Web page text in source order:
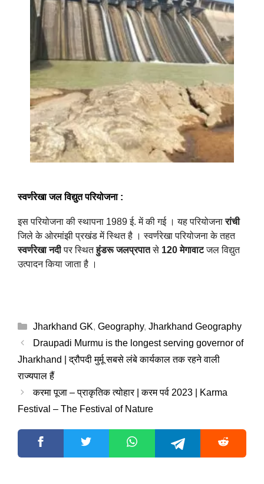
स्वर्णरेखा जल विद्युत परियोजना:
इस परियोजना की स्थापना 1989 ई. में की गई । यह परियोजनारांची
जिले के ओरमांझी प्रखंड में स्थित है ।स्वर्णरेखा परियोजना के तहत
स्वर्णरेखा नदीपर स्थितहुंडरू जलप्रपातसे 120 मेगावाटजल विद्युत
उत्पादन किया जाता है ।
Categories
Jharkhand GK, Geography, Jharkhand Geography
Draupadi Murmu is the longest serving governor of
Jharkhand | द्रौपदी मुर्मू सबसे लंबे कार्यकाल तक रहने वाली
राज्यपाल हैं
करमा पूजा – प्राकृतिक त्योहार | करम पर्व 2023 | Karma
Festival – The Festival of Nature